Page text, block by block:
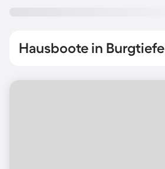
Hausboote in Burgtiefe